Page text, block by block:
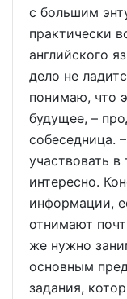
с большим
практически
английского
дело не
понимаю, что
будущее, –
собеседница.
участвовать
интересно.
информации,
отнимают
же нужно
основным
задания,